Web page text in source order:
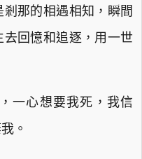
那的相遇相知，瞬間
回憶和追逐，用一世
一心想要我死，我信
。